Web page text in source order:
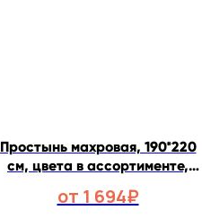
Простынь махровая, 190*220
см, цвета в ассортименте,
Туркмения
от 1 694₽